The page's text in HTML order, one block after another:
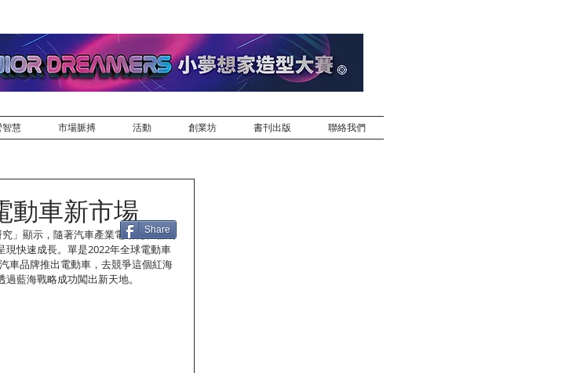
智慧 市場脈搏 活動 創業坊 書刊出版 聯絡我們
動車新市場
」顯示，隨著汽車產業電動化、聯網
快速成長。單是2022年全球電動車
車品牌推出電動車，去競爭這個紅海
藍海戰略成功闖出新天地。
Share